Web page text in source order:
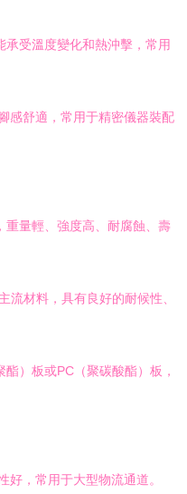
承受溫度變化和熱沖擊，常用
感舒適，常用于精密儀器裝配
重量輕、強度高、耐腐蝕、壽
流材料，具有良好的耐候性、
）板或PC（聚碳酸酯）板，
好，常用于大型物流通道。